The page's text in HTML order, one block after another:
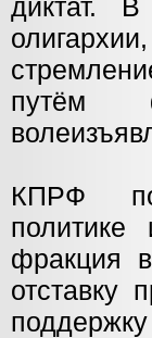
диктат.
путём
КПРФ
политике
фракция
отставку